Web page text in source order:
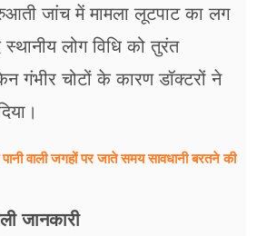
जांच में मामला लूटपाट का लग
लोग विधि को तुरंत
गंभीर चोटों के कारण डॉक्टरों ने
वाली जगहों पर जाते समय सावधानी बरतने की
जानकारी